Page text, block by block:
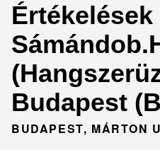
Budapest
BUDAPEST, MÁRTON